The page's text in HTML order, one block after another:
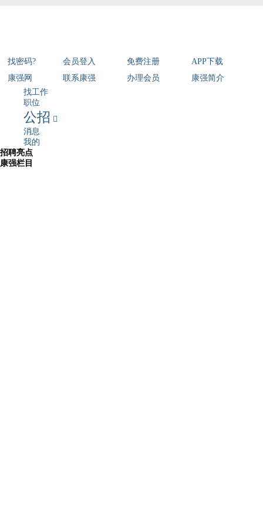
找密码? 会员登入 免费注册
APP下载
康强网
联系康强 办理会员
康强简介
找工作
职位
公招 
消息
我的
招聘亮点
康强栏目